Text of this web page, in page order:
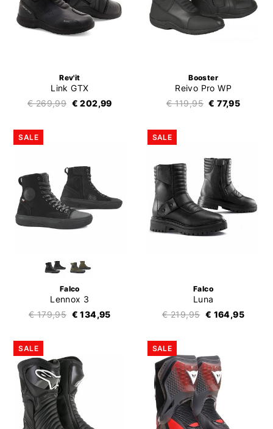
Rev'it
Link GTX
€ 269,99 € 202,99
Booster
Reivo Pro WP
€ 119,95 € 77,95
SALE
Falco
Lennox 3
€ 179,95 € 134,95
SALE
Falco
Luna
€ 219,95 € 164,95
SALE SALE